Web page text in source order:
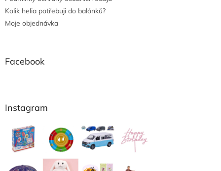
Kolik helia potřebuji do balónků?
Moje objednávka
Facebook
Instagram